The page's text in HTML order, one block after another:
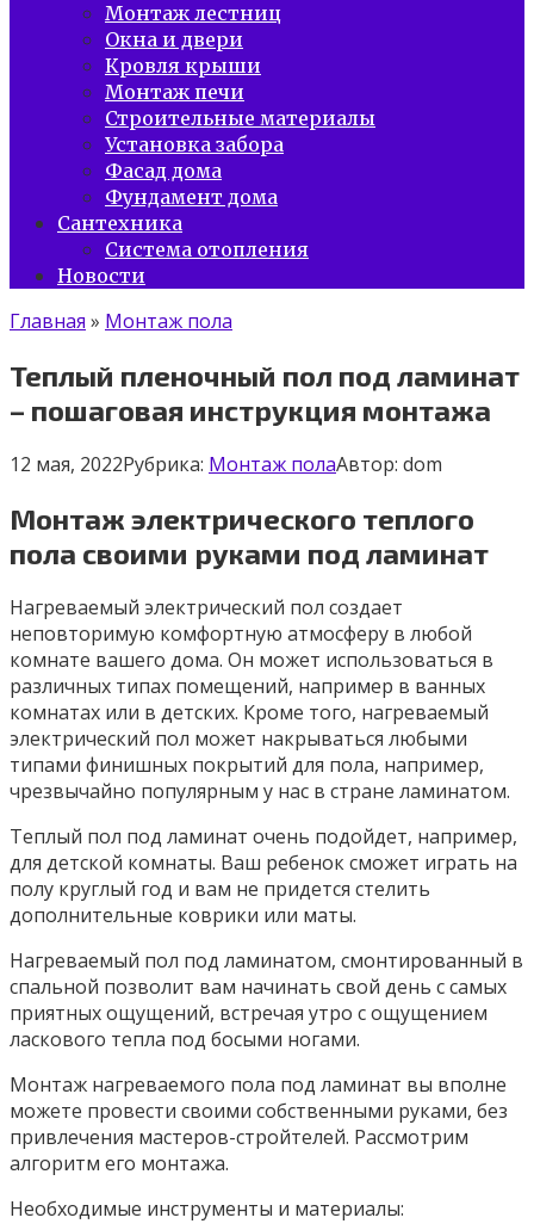
Монтаж лестниц
Окна и двери
Кровля крыши
Монтаж печи
Строительные материалы
Установка забора
Фасад дома
Фундамент дома
Сантехника
Система отопления
Новости
Главная » Монтаж пола
Теплый пленочный пол под ламинат
– пошаговая инструкция монтажа
12 мая, 2022Рубрика: Монтаж полаАвтор: dom
Монтаж электрического теплого
пола своими руками под ламинат
Нагреваемый электрический пол создает
неповторимую комфортную атмосферу в любой
комнате вашего дома. Он может использоваться в
различных типах помещений, например в ванных
комнатах или в детских. Кроме того, нагреваемый
электрический пол может накрываться любыми
типами финишных покрытий для пола, например,
чрезвычайно популярным у нас в стране ламинатом.
Теплый пол под ламинат очень подойдет, например,
для детской комнаты. Ваш ребенок сможет играть на
полу круглый год и вам не придется стелить
дополнительные коврики или маты.
Нагреваемый пол под ламинатом, смонтированный в
спальной позволит вам начинать свой день с самых
приятных ощущений, встречая утро с ощущением
ласкового тепла под босыми ногами.
Монтаж нагреваемого пола под ламинат вы вполне
можете провести своими собственными руками, без
привлечения мастеров-стройтелей. Рассмотрим
алгоритм его монтажа.
Необходимые инструменты и материалы: